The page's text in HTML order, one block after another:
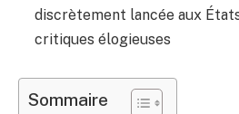
discrètement lancée aux
critiques élogieuses
Sommaire